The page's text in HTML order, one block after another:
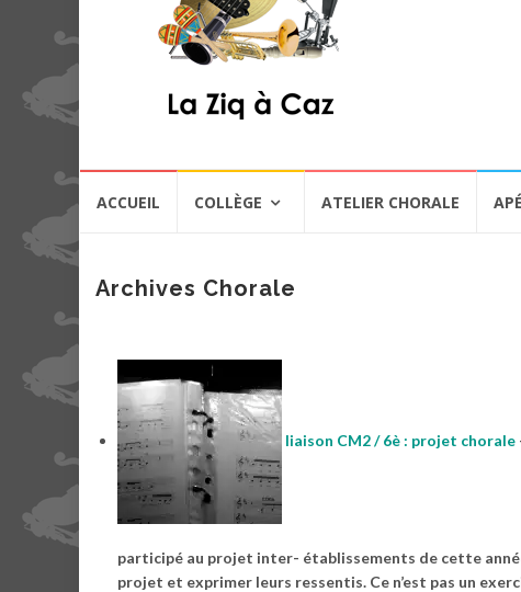
ACCUEIL COLLÈGE ATELIER CHORALE
Archives Chorale
liaison CM2 / 6è : projet chorale
participé au projet inter- établissements de cette
projet et exprimer leurs ressentis. Ce n’est pas un